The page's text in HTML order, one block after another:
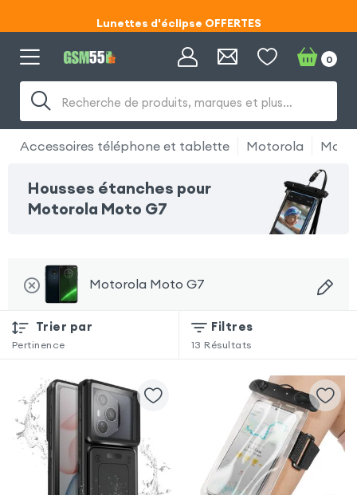
Code ECLIPSE55
Code ECLIPSE55
Recherche de produits, marques et plus…
0
Accessoires téléphone et tablette Motorola
Housses étanches pour
Motorola Moto G7
Motorola Moto G7
Trier par
Pertinence
Filtres
13 Résultats